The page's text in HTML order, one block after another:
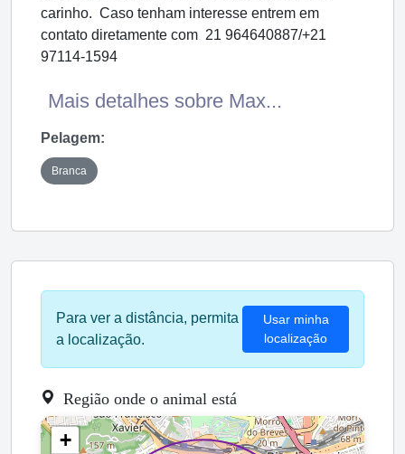
carinho. Caso tenham interesse entrem em
contato diretamente com 21 964640887/+21
97114-1594
Mais detalhes sobre Max...
Pelagem:
Branca
Para ver a distância, permita
a localização.
Usar minha
localização
Região onde o animal está
+